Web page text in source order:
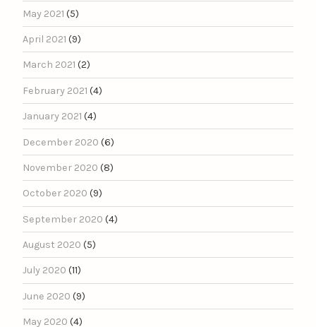
May 2021 (5)
April 2021 (9)
March 2021 (2)
February 2021 (4)
January 2021 (4)
December 2020 (6)
November 2020 (8)
October 2020 (9)
September 2020 (4)
August 2020 (5)
July 2020 (11)
June 2020 (9)
May 2020 (4)